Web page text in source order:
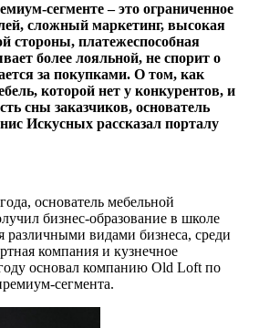
сегменте – это ограниченное
сложный маркетинг, высокая
стороны, платежеспособная
более лояльной, не спорит о
за покупками. О том, как
которой нет у конкурентов, и
сны заказчиков, основатель
Искусных рассказал порталу
основатель мебельной
бизнес-образование в школе
различными видами бизнеса, среди
компания и кузнечное
основал компанию Old Loft по
сегмента.